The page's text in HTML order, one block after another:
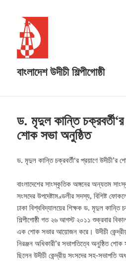
বাংলাদেশ উদীচী শিল্পীগোষ্ঠী
ড. মৃদুল কান্তি চক্রবর্তী‘র
শোক সভা অনুষ্ঠিত
ড. মৃদুল কান্তি চক্রবর্তী‘র প্রয়াণে উদীচী’র
বাংলাদেশের সাংস্কৃতিক অঙ্গনের অন্যতম
সংসদের উপদেষ্টামণ্ডলীর সদস্য, বিশিষ্ট
ঢাকা বিশ্ববিদ্যালয়ের শিক্ষক ড. মৃদুল কান্তি
শিল্পীগোষ্ঠী গত ২৬ আগস্ট ২০১১ শুক্রবার বিকাল
এক শোক সভার আয়োজন করে। উদীচী
নিরঞ্জন অধিকারী’র সভাপতিত্বে অনুষ্ঠিত
ছিলেন উদীচী কেন্দ্রীয় সংসদের সহ-সভাপতি